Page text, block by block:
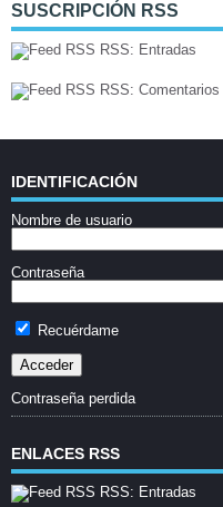
SUSCRIPCIÓN RSS
RSS: Entradas
RSS: Comentarios
IDENTIFICACIÓN
Nombre de usuario
Contraseña
Recuérdame
Contraseña perdida
ENLACES RSS
RSS: Entradas